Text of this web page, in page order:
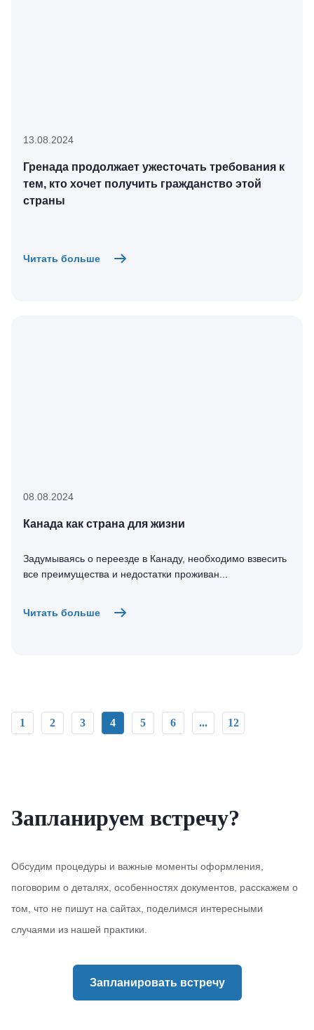
13.08.2024
Гренада продолжает ужесточать требования к
тем, кто хочет получить гражданство этой
страны
Читать больше
08.08.2024
Канада как страна для жизни
Задумываясь о переезде в Канаду, необходимо взвесить
все преимущества и недостатки проживан...
Читать больше
1 2 3 4 5 6 ... 12
Запланируем встречу?
Обсудим процедуры и важные моменты оформления,
поговорим о деталях, особенностях документов, расскажем о
том, что не пишут на сайтах, поделимся интересными
случаями из нашей практики.
Запланировать встречу